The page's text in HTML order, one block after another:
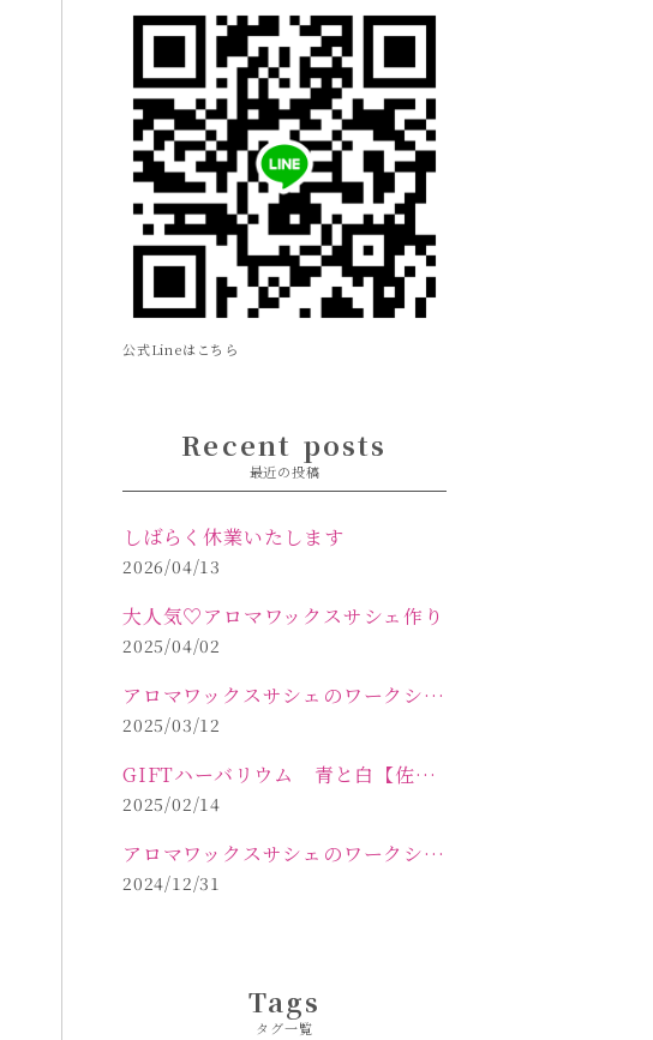
公式Lineはこちら
Recent posts
最近の投稿
しばらく休業いたします
2026/04/13
大人気♡アロマワックスサシェ作り
2025/04/02
アロマワックスサシェのワークショップinPOLA中込原店 VOL.2
2025/03/12
GIFTハーバリウム 青と白【佐久市 ハーバリウム ギフト】
2025/02/14
アロマワックスサシェのワークショップinPOLA中込原店ご報告【佐久市 キャンドル サシェ】
2024/12/31
Tags
タグ一覧